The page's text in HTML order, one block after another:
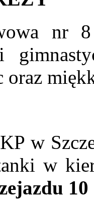
nr
oraz
w
w